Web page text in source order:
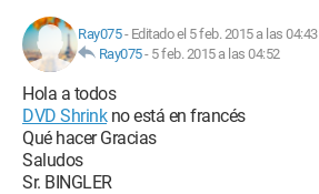
Ray075- Editado el 5 feb. 2015 a las 04:43
Ray075- 5 feb. 2015 a las 04:52
Hola a todos
DVD Shrinkno está en francés
Qué hacer Gracias
Saludos
Sr. BINGLER